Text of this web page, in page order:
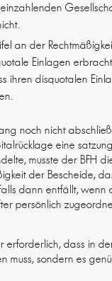
an der
Einlagen
ihren disquotalen
noch nicht
eine
musste der BFH
der Bescheide,
dann entfällt,
persönlich
erforderlich, dass in
sondern es